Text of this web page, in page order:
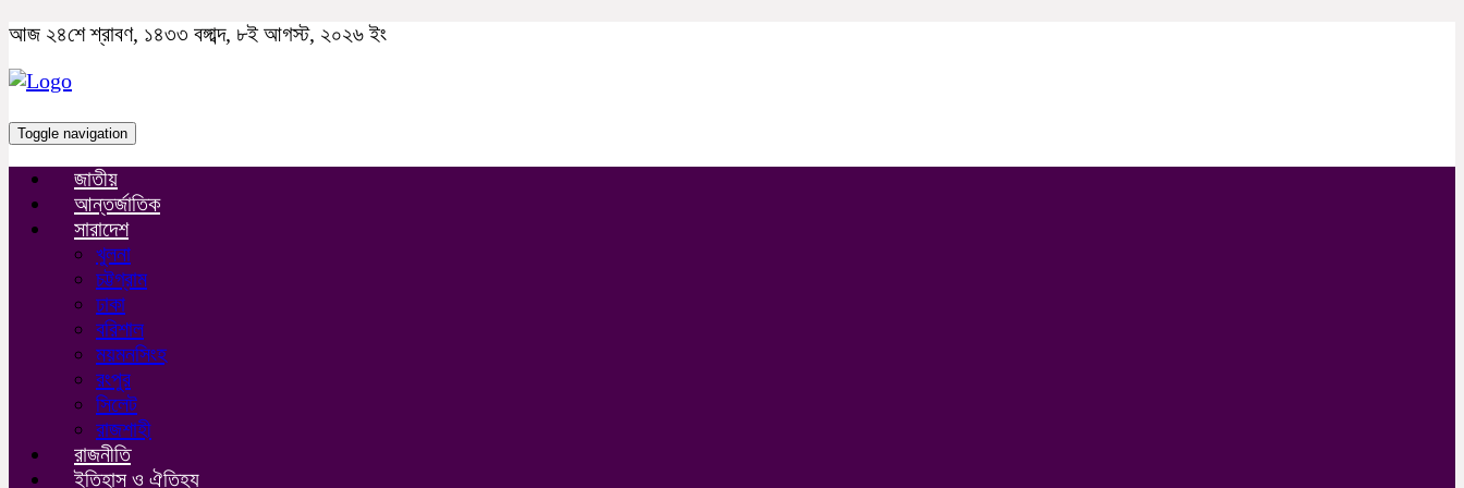
আজ ২৪শে শ্রাবণ, ১৪৩৩ বঙ্গাব্দ, ৮ই আগস্ট, ২০২৬ ইং
Toggle navigation
জাতীয়
আন্তর্জাতিক
সারাদেশ
খুলনা
চট্টগ্রাম
ঢাকা
বরিশাল
ময়মনসিংহ
রংপুর
সিলেট
রাজশাহী
রাজনীতি
ইতিহাস ও ঐতিহ্য